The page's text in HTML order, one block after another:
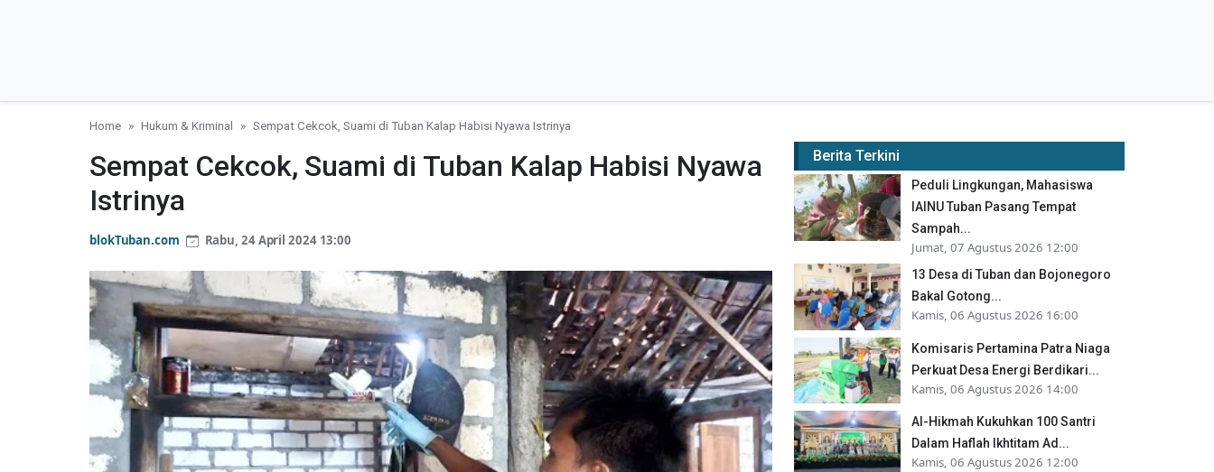
Home Hukum & Kriminal Sempat Cekcok, Suami di Tuban Kalap Habisi Nyawa Istrinya
Sempat Cekcok, Suami di Tuban Kalap Habisi Nyawa
Istrinya
blokTuban.com Rabu, 24 April 2024 13:00
Berita Terkini
Peduli Lingkungan, Mahasiswa
IAINU Tuban Pasang Tempat
Sampah...
Jumat, 07 Agustus 2026 12:00
13 Desa di Tuban dan Bojonegoro
Bakal Gotong...
Kamis, 06 Agustus 2026 16:00
Komisaris Pertamina Patra Niaga
Perkuat Desa Energi Berdikari...
Kamis, 06 Agustus 2026 14:00
Al-Hikmah Kukuhkan 100 Santri
Dalam Haflah Ikhtitam Ad...
Kamis, 06 Agustus 2026 12:00